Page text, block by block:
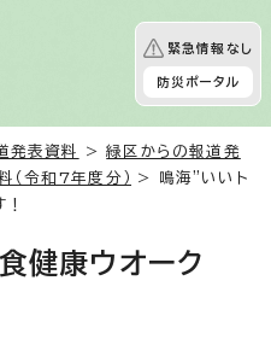
緊急情報なし
防災ポータル
発表資料 >緑区からの報道発
（令和7年度分）
> 鳴海”いいト
健康ウオーク